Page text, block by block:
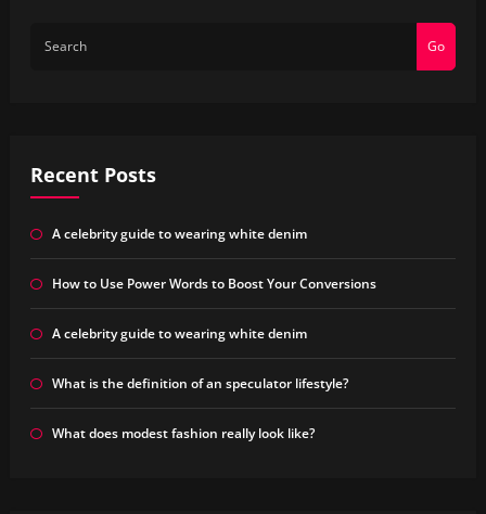
Go
Recent Posts
A celebrity guide to wearing white denim
How to Use Power Words to Boost Your Conversions
A celebrity guide to wearing white denim
What is the definition of an speculator lifestyle?
What does modest fashion really look like?